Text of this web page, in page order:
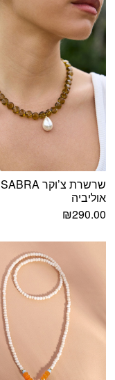
שרשרת צ’וקר SABRA
אוליביה
₪290.00